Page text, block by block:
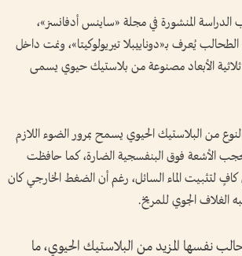
المنشورة في مجلة «ساينس أدفانسز»،
يُعرف بـ«دوناييبلا تيريولوكيتا»، ونمت داخل
ثلاثية الأبعاد مصنوعة من بلاستيك حيوي يسمى
من البلاستيك الحيوي يسمح بمرور الضوء اللازم
الأشعة فوق البنفسجية الضارة، كما حافظت
لتثبيت الماء السائل، رغم أن الضغط الخارجي كان
الجوي للمريخ.
نفسها المزيد من البلاستيك الحيوي، ما